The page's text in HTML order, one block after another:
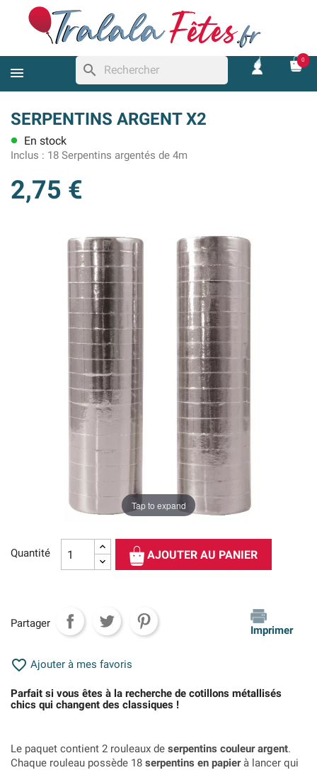
search
0
SERPENTINS ARGENT X2
lens En stock
Inclus : 18 Serpentins argentés de 4m
2,75 €
Tap to expand
Quantité AJOUTER AU PANIER
Partager
Imprimer
 Ajouter à mes favoris
Parfait si vous êtes à la recherche de cotillons métallisés
chics qui changent des classiques !
Le paquet contient 2 rouleaux de serpentins couleur argent.
Chaque rouleau possède 18 serpentins en papierà lancer qui